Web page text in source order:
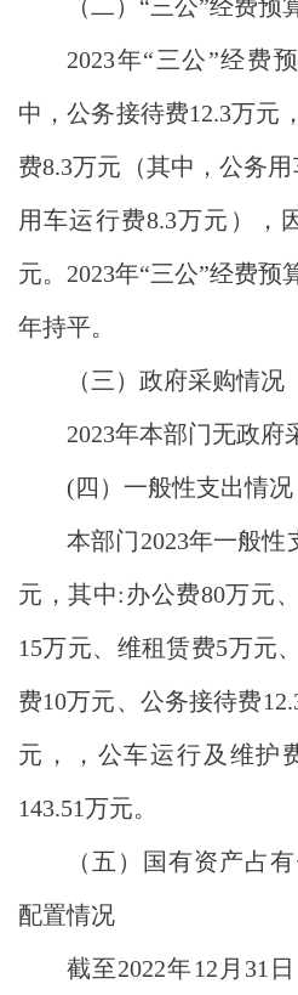
（二） “三公”经费预
2023年“三公”经费
中，公务接待费12.3万元
费8.3万元（其中，公务
用车运行费8.3万元），
元。2023年“三公”经费预
年持平。
（三）政府采购情况
2023年本部门无政府
(四）一般性支出情况
本部门2023年一般性
元，其中:办公费80万元
15万元、维租赁费5万元
费10万元、公务接待费
元，，公车运行及维护
143.51万元。
（五）国有资产占
配置情况
截至2022年12月31